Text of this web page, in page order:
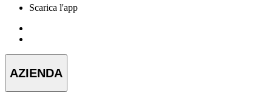
Scarica l'app
AZIENDA